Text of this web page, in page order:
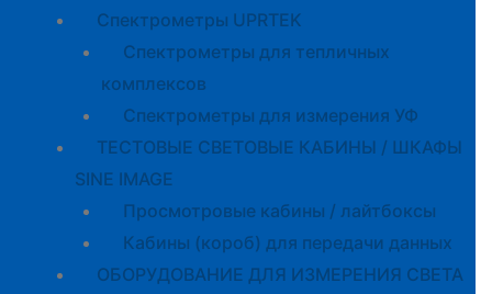
Спектрометры UPRTEK
Спектрометры для тепличных
комплексов
Спектрометры для измерения УФ
ТЕСТОВЫЕ СВЕТОВЫЕ КАБИНЫ / ШКАФЫ
SINE IMAGE
Просмотровые кабины / лайтбоксы
Кабины (короб) для передачи данных
ОБОРУДОВАНИЕ ДЛЯ ИЗМЕРЕНИЯ СВЕТА